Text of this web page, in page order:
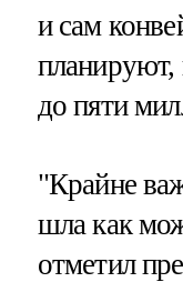
и сам
до пяти
"Крайне
шла как
отметил